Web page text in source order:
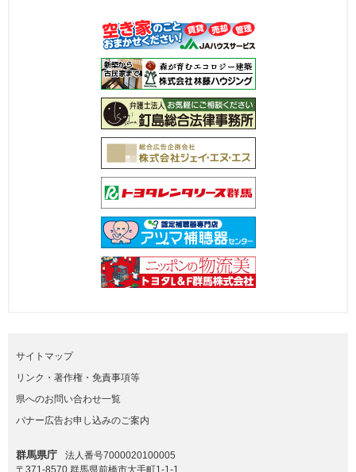
サイトマップ
リンク・著作権・免責事項等
県へのお問い合わせ一覧
バナー広告お申し込みのご案内
群馬県庁
法人番号7000020100005
〒371-8570 群馬県前橋市大手町1-1-1